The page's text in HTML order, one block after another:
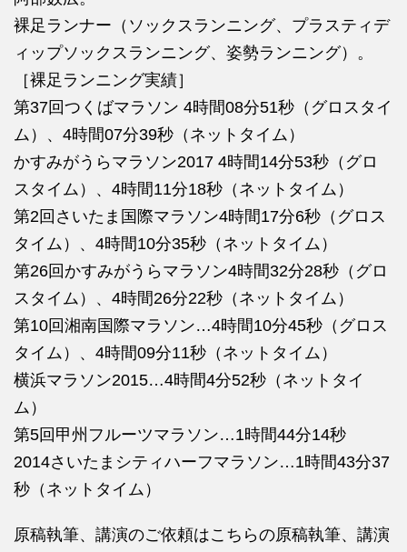
裸足ランナー（ソックスランニング、プラスティデ
ィップソックスランニング、姿勢ランニング）。
［裸足ランニング実績］
第37回つくばマラソン 4時間08分51秒（グロスタイ
ム）、4時間07分39秒（ネットタイム）
かすみがうらマラソン2017 4時間14分53秒（グロ
スタイム）、4時間11分18秒（ネットタイム）
第2回さいたま国際マラソン4時間17分6秒（グロス
タイム）、4時間10分35秒（ネットタイム）
第26回かすみがうらマラソン4時間32分28秒（グロ
スタイム）、4時間26分22秒（ネットタイム）
第10回湘南国際マラソン…4時間10分45秒（グロス
タイム）、4時間09分11秒（ネットタイム）
横浜マラソン2015…4時間4分52秒（ネットタイ
ム）
第5回甲州フルーツマラソン…1時間44分14秒
2014さいたまシティハーフマラソン…1時間43分37
秒（ネットタイム）
原稿執筆、講演のご依頼はこちらの原稿執筆、講演